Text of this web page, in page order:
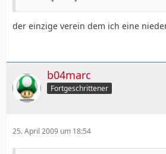
der einzige verein dem ich eine
b04marc
Fortgeschrittener
25. April 2009 um 18:54